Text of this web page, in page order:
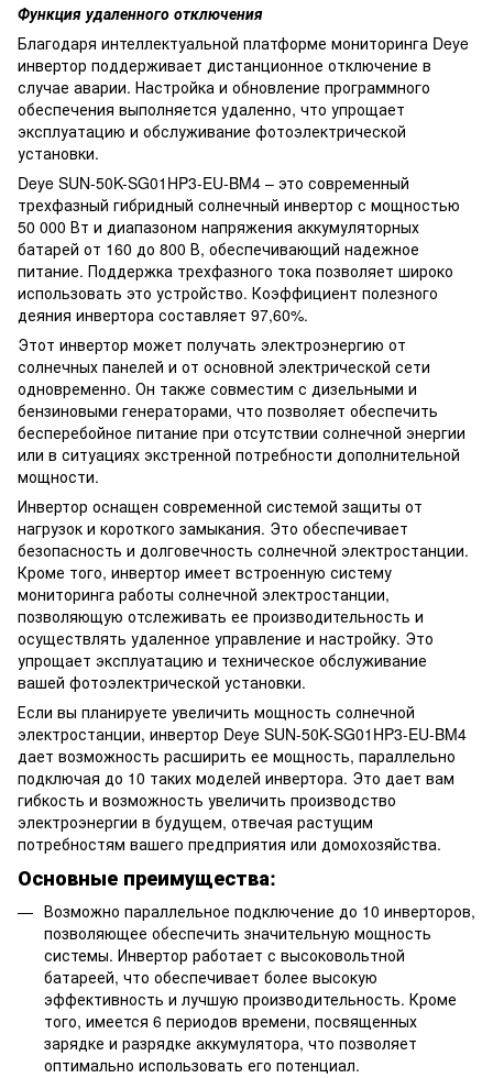
Функция удаленного отключения
Благодаря интеллектуальной платформе мониторинга Deye
инвертор поддерживает дистанционное отключение в
случае аварии. Настройка и обновление программного
обеспечения выполняется удаленно, что упрощает
эксплуатацию и обслуживание фотоэлектрической
установки.
Deye SUN-50K-SG01HP3-EU-BM4 – это современный
трехфазный гибридный солнечный инвертор с мощностью
50 000 Вт и диапазоном напряжения аккумуляторных
батарей от 160 до 800 В, обеспечивающий надежное
питание. Поддержка трехфазного тока позволяет широко
использовать это устройство. Коэффициент полезного
деяния инвертора составляет 97,60%.
Этот инвертор может получать электроэнергию от
солнечных панелей и от основной электрической сети
одновременно. Он также совместим с дизельными и
бензиновыми генераторами, что позволяет обеспечить
бесперебойное питание при отсутствии солнечной энергии
или в ситуациях экстренной потребности дополнительной
мощности.
Инвертор оснащен современной системой защиты от
нагрузок и короткого замыкания. Это обеспечивает
безопасность и долговечность солнечной электростанции.
Кроме того, инвертор имеет встроенную систему
мониторинга работы солнечной электростанции,
позволяющую отслеживать ее производительность и
осуществлять удаленное управление и настройку. Это
упрощает эксплуатацию и техническое обслуживание
вашей фотоэлектрической установки.
Если вы планируете увеличить мощность солнечной
электростанции, инвертор Deye SUN-50K-SG01HP3-EU-BM4
дает возможность расширить ее мощность, параллельно
подключая до 10 таких моделей инвертора. Это дает вам
гибкость и возможность увеличить производство
электроэнергии в будущем, отвечая растущим
потребностям вашего предприятия или домохозяйства.
Основные преимущества:
Возможно параллельное подключение до 10 инверторов,
позволяющее обеспечить значительную мощность
системы. Инвертор работает с высоковольтной
батареей, что обеспечивает более высокую
эффективность и лучшую производительность. Кроме
того, имеется 6 периодов времени, посвященных
зарядке и разрядке аккумулятора, что позволяет
оптимально использовать его потенциал.